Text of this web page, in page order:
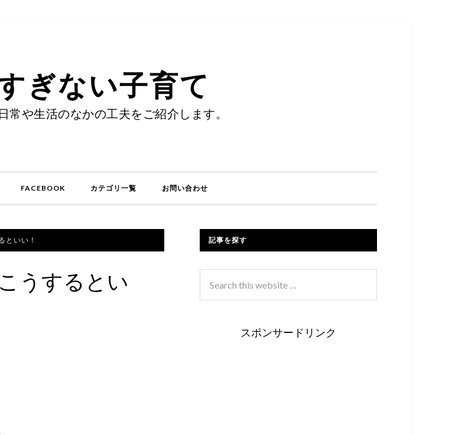
ぎない子育て
常や生活のなかの工夫をご紹介します。
FACEBOOK カテゴリ一覧 お問い合わせ
といい！
うするとい
記事を探す
スポンサードリンク